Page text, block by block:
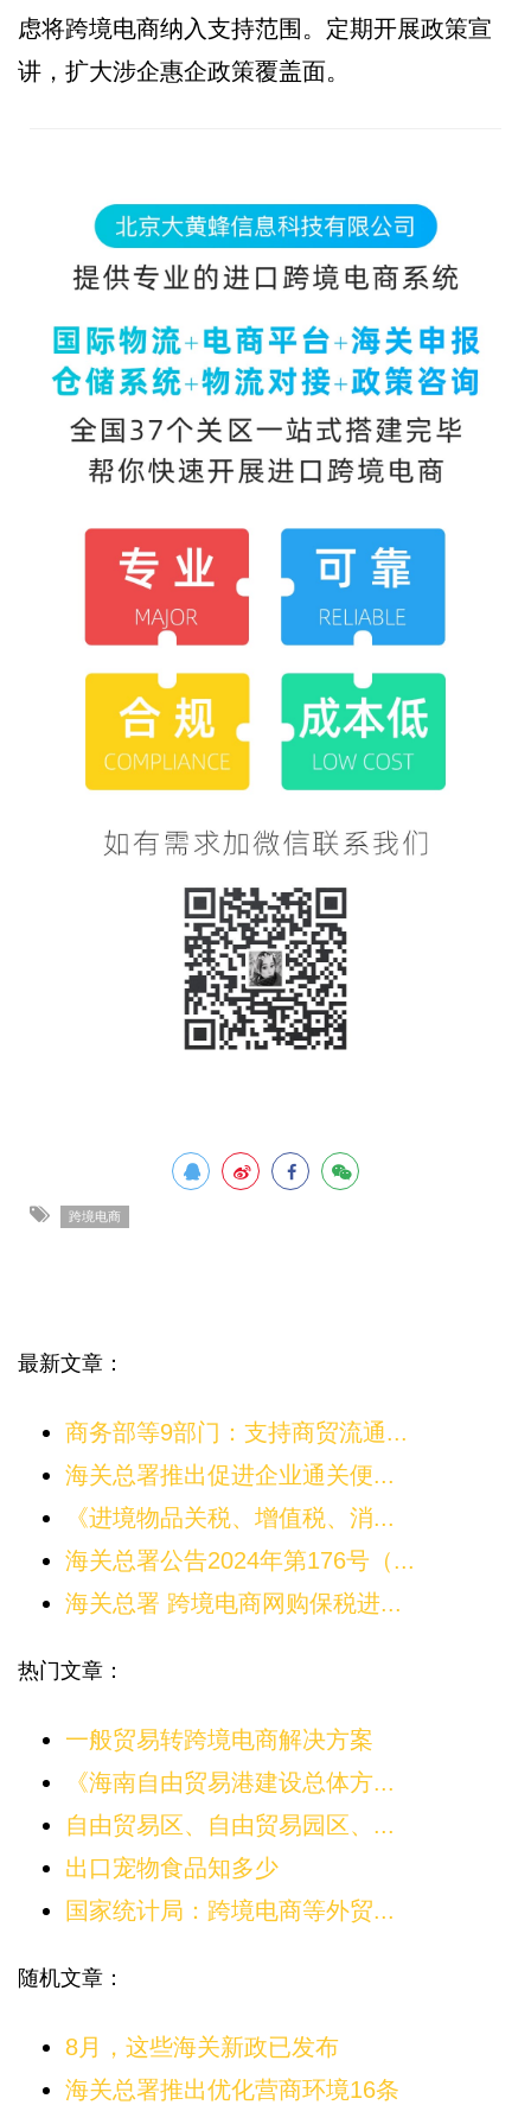
虑将跨境电商纳入支持范围。定期开展政策宣
讲，扩大涉企惠企政策覆盖面。
跨境电商
最新文章：
商务部等9部门：支持商贸流通...
海关总署推出促进企业通关便...
《进境物品关税、增值税、消...
海关总署公告2024年第176号（...
海关总署 跨境电商网购保税进...
热门文章：
一般贸易转跨境电商解决方案
《海南自由贸易港建设总体方...
自由贸易区、自由贸易园区、...
出口宠物食品知多少
国家统计局：跨境电商等外贸...
随机文章：
8月，这些海关新政已发布
海关总署推出优化营商环境16条